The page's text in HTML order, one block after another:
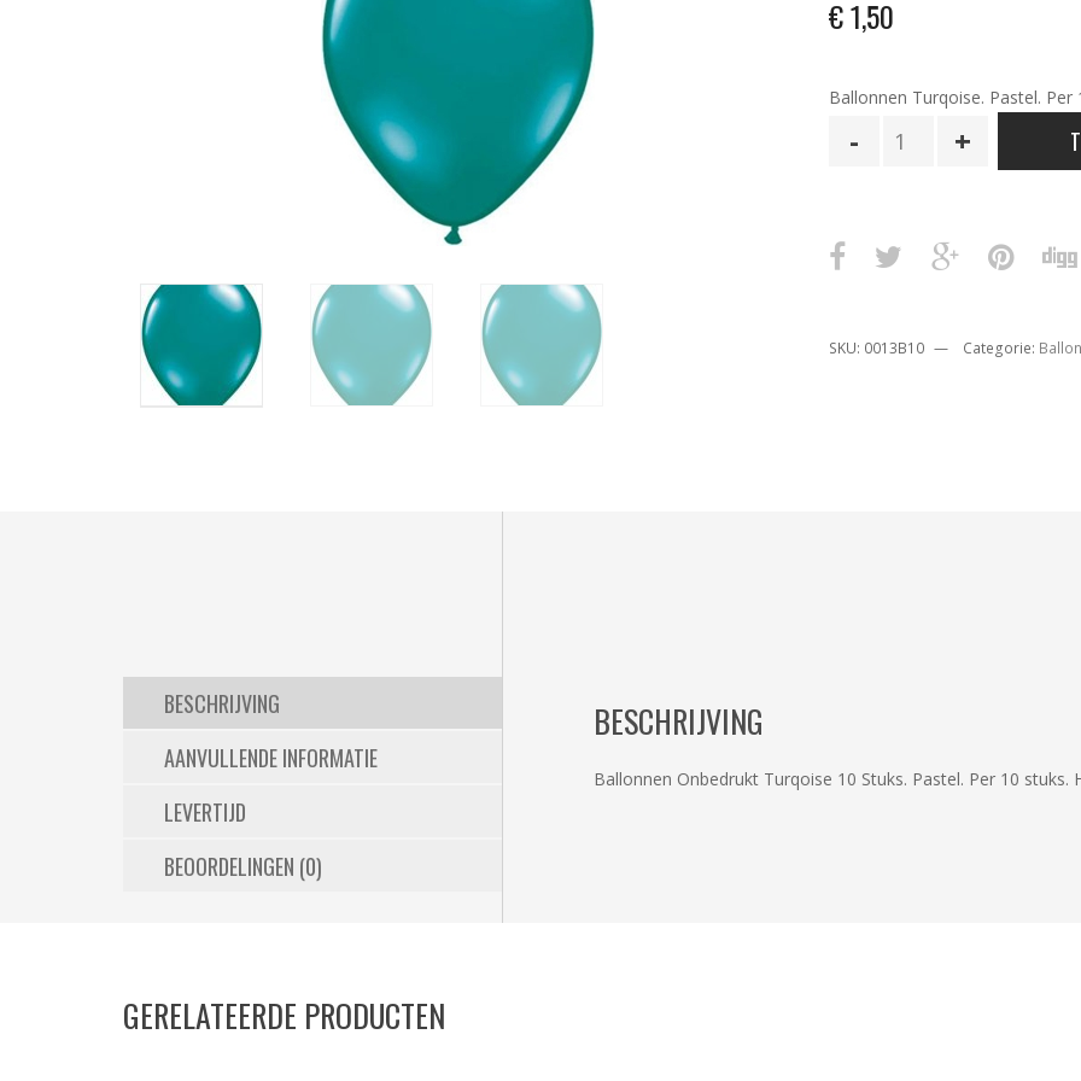
€1,50
Ballonnen Turqoise. Pastel.
Ballonnen
Stuks
aantal
SKU: 0013B10 Categorie:
BESCHRIJVING
AANVULLENDE INFORMATIE
LEVERTIJD
BEOORDELINGEN (0)
BESCHRIJVING
Ballonnen Onbedrukt Turqoise 10 Stuks. Pastel. Per 10 stuks.
GERELATEERDE PRODUCTEN